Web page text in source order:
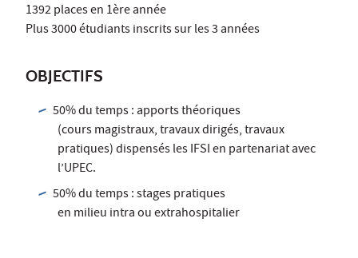
1392 places en 1ère année
Plus 3000 étudiants inscrits sur les 3 années
OBJECTIFS
50% du temps : apports théoriques
(cours magistraux, travaux dirigés, travaux
pratiques) dispensés les IFSI en partenariat avec
l’UPEC.
50% du temps : stages pratiques
en milieu intra ou extrahospitalier